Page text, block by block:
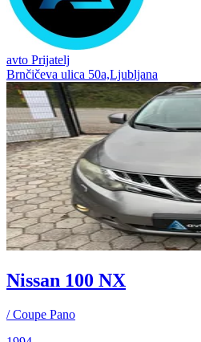
avto Prijatelj
Brnčičeva ulica 50a,Ljubljana
Nissan 100 NX
/ Coupe Pano